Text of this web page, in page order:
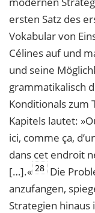
ersten Satz des
Vokabular von
Célines auf und
und seine
grammatikalisch
Konditionals zum
Kapitels lautet:
ici, comme ça,
dans cet endroit
[…].« 28 Die
anzufangen,
Strategien hinaus